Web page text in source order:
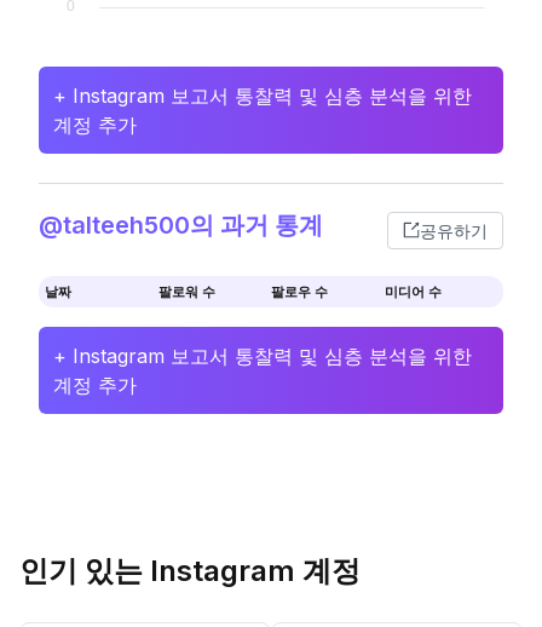
+ Instagram 보고서 통찰력 및 심층 분석을 위한
계정 추가
@talteeh500의 과거 통계 공유하기
날짜 팔로워 수 팔로우 수 미디어 수
+ Instagram 보고서 통찰력 및 심층 분석을 위한
계정 추가
인기 있는 Instagram 계정